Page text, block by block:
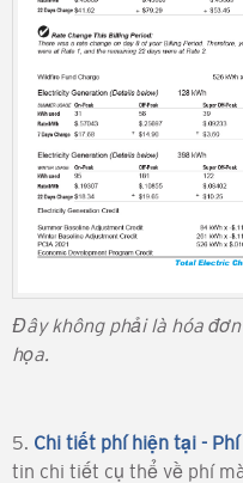
Đây không phải là hóa
họa.
5. Chi tiết phí hiện tại -
tin chi tiết cụ thể về phí